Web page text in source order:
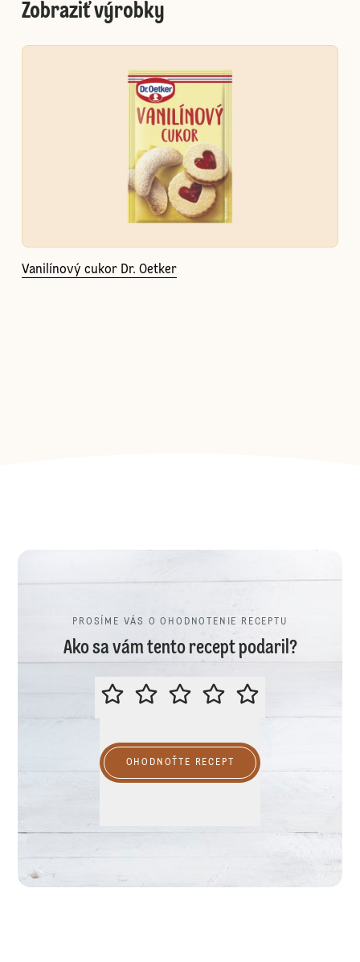
Zobraziť výrobky
Vanilínový cukor Dr. Oetker
PROSÍME VÁS O OHODNOTENIE RECEPTU
Ako sa vám tento recept podaril?
PROSÍME VÁS O OHODNOTENIE
OHODNOŤTE RECEPT